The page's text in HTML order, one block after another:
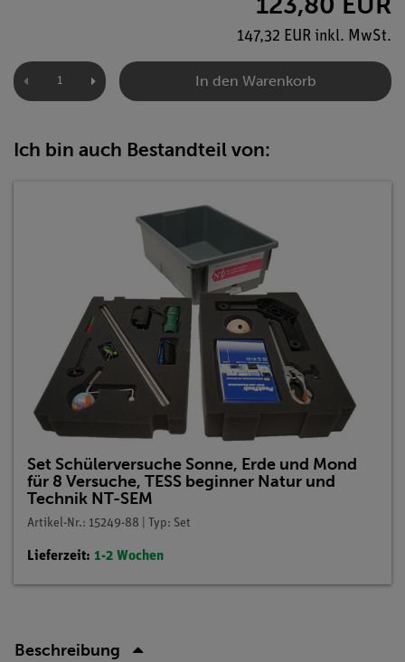
147,32 EUR inkl. MwSt.
In den Warenkorb
Ich bin auch Bestandteil von:
Set Schülerversuche Sonne, Erde und Mond
für 8 Versuche, TESS beginner Natur und
Technik NT-SEM
Artikel-Nr.: 15249-88 | Typ: Set
Lieferzeit: 1-2 Wochen
Beschreibung